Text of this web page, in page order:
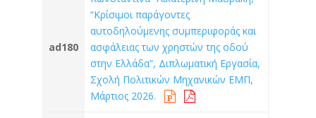
ad180
“Κρίσιμοι παράγοντες
αυτοδηλούμενης συμπεριφοράς και
ασφάλειας των χρηστών της οδού
στην Ελλάδα”, Διπλωματική Εργασία,
Σχολή Πολιτικών Μηχανικών ΕΜΠ,
Μάρτιος 2026.